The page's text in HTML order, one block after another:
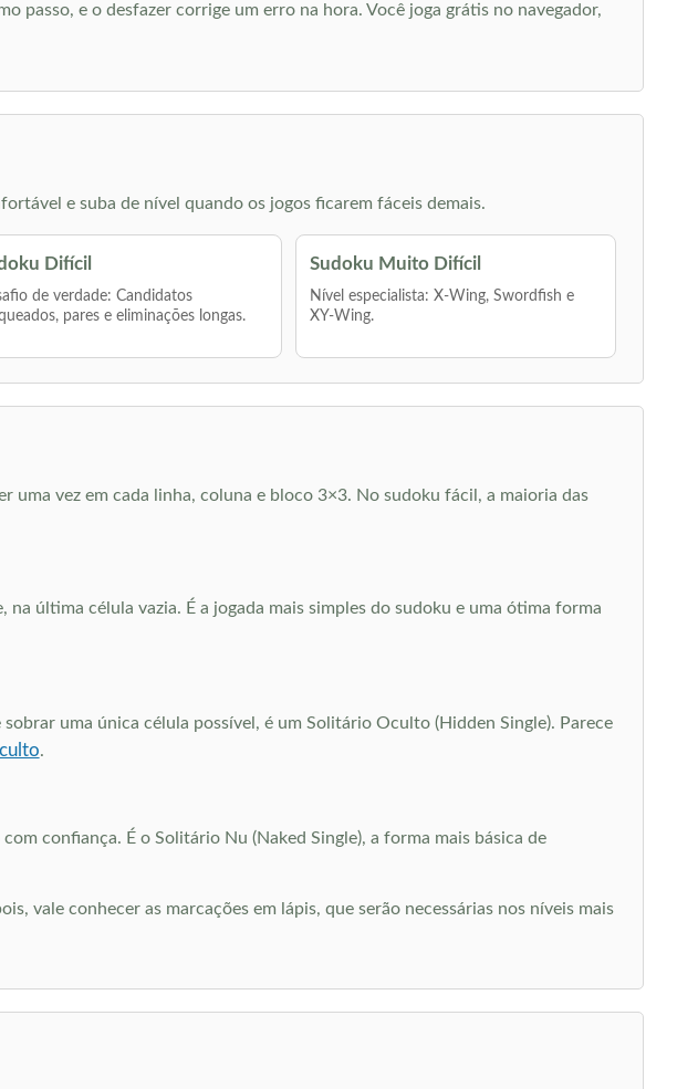
passo, e o desfazer corrige um erro na hora. Você joga grátis no navegador,
e suba de nível quando os jogos ficarem fáceis demais.
Difícil
de verdade: Candidatos
pares e eliminações longas.
Sudoku Muito Difícil
Nível especialista: X-Wing, Swordfish e
XY-Wing.
uma vez em cada linha, coluna e bloco 3×3. No sudoku fácil, a maioria das
última célula vazia. É a jogada mais simples do sudoku e uma ótima forma
uma única célula possível, é um Solitário Oculto (Hidden Single). Parece
.
confiança. É o Solitário Nu (Naked Single), a forma mais básica de
vale conhecer as marcações em lápis, que serão necessárias nos níveis mais